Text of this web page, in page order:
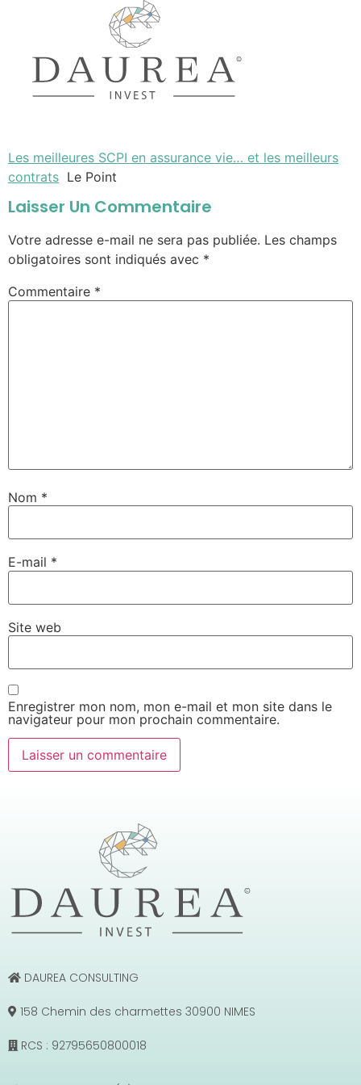
Les meilleures SCPI en assurance vie… et les meilleurs
contrats Le Point
Laisser Un Commentaire
Votre adresse e-mail ne sera pas publiée. Les champs
obligatoires sont indiqués avec *
Commentaire *
Nom *
E-mail *
Site web
Enregistrer mon nom, mon e-mail et mon site dans le
navigateur pour mon prochain commentaire.
DAUREA CONSULTING
158 Chemin des charmettes 30900 NIMES
RCS : 92795650800018